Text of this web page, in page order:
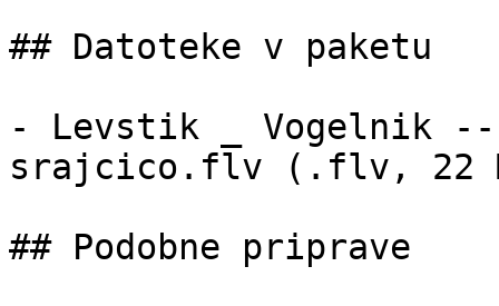
## Datoteke v paketu
- Levstik _ Vogelnik
srajcico.flv (.flv, 22
## Podobne priprave